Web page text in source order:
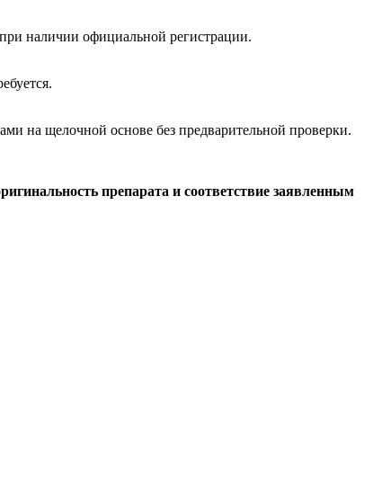
наличии официальной регистрации.
на щелочной основе без предварительной проверки.
препарата и соответствие заявленным